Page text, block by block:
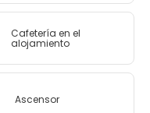
Cafetería en el
alojamiento
Ascensor